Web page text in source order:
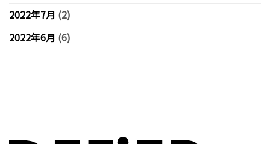
2022年7月 (2)
2022年6月 (6)